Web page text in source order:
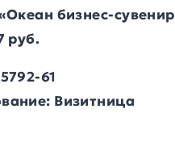
бизнес-
руб.
61
Визитница